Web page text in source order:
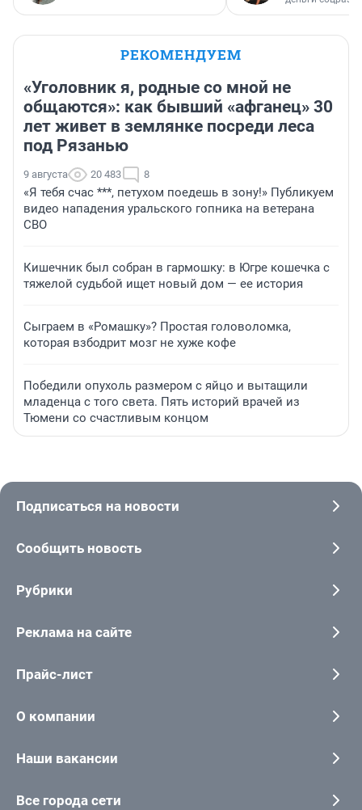
РЕКОМЕНДУЕМ
«Уголовник я, родные со мной не
общаются»: как бывший «афганец» 30
лет живет в землянке посреди леса
под Рязанью
9 августа 20 483 8
«Я тебя счас ***, петухом поедешь в зону!» Публикуем
видео нападения уральского гопника на ветерана
СВО
Кишечник был собран в гармошку: в Югре кошечка с
тяжелой судьбой ищет новый дом — ее история
Сыграем в «Ромашку»? Простая головоломка,
которая взбодрит мозг не хуже кофе
Победили опухоль размером с яйцо и вытащили
младенца с того света. Пять историй врачей из
Тюмени со счастливым концом
Подписаться на новости
Сообщить новость
Рубрики
Реклама на сайте
Прайс-лист
О компании
Наши вакансии
Все города сети